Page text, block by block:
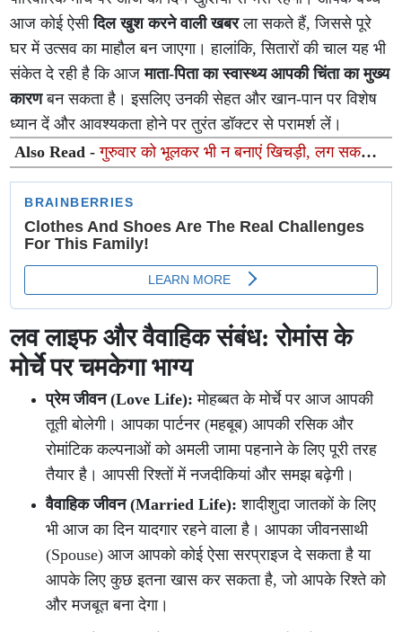
आज कोई ऐसीदिल खुश करने वाली खबरला सकते हैं, जिससे पूरे
घर में उत्सव का माहौल बन जाएगा। हालांकि, सितारों की चाल यह भी
संकेत दे रही है कि आजमाता-पिता का स्वास्थ्य आपकी चिंता का मुख्य
कारणबन सकता है। इसलिए उनकी सेहत और खान-पान पर विशेष
ध्यान दें और आवश्यकता होने पर तुरंत डॉक्टर से परामर्श लें।
Also Read -गुरुवार को भूलकर भी न बनाएं खिचड़ी, लग सकता है
गुरु दोष; जानें क्या है दरिद्रता का कारण
लव लाइफ और वैवाहिक संबंध: रोमांस के
मोर्चे पर चमकेगा भाग्य
प्रेम जीवन (Love Life): मोहब्बत के मोर्चे पर आज आपकी
तूती बोलेगी। आपका पार्टनर (महबूब) आपकी रसिक और
रोमांटिक कल्पनाओं को अमली जामा पहनाने के लिए पूरी तरह
तैयार है। आपसी रिश्तों में नजदीकियां और समझ बढ़ेगी।
वैवाहिक जीवन (Married Life): शादीशुदा जातकों के लिए
भी आज का दिन यादगार रहने वाला है। आपका जीवनसाथी
(Spouse) आज आपको कोई ऐसा सरप्राइज दे सकता है या
आपके लिए कुछ इतना खास कर सकता है, जो आपके रिश्ते को
और मजबूत बना देगा।